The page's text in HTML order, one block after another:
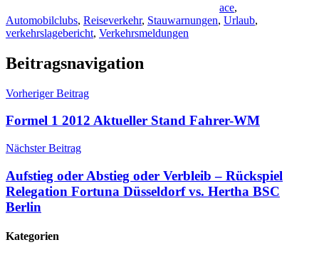
ace,
Automobilclubs, Reiseverkehr, Stauwarnungen, Urlaub,
verkehrslagebericht, Verkehrsmeldungen
Beitragsnavigation
Vorheriger Beitrag
Formel 1 2012 Aktueller Stand Fahrer-WM
Nächster Beitrag
Aufstieg oder Abstieg oder Verbleib – Rückspiel
Relegation Fortuna Düsseldorf vs. Hertha BSC
Berlin
Kategorien